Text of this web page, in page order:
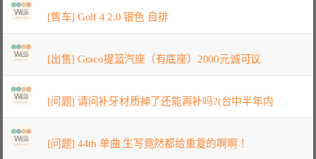
[售车] Golf 4 2.0 银色 自排
[出售] Graco提篮汽座（有底座）2000元诚可议
[问题] 请问补牙材质掉了还能再补吗?(台中半年内
[问题] 44th 单曲 生写竟然都给重复的啊啊！